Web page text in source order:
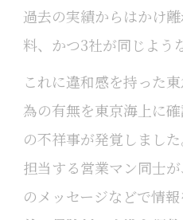
過去の実績からはかけ
料、かつ3社が同じよう
これに違和感を持った
為の有無を東京海上に
の不祥事が発覚しまし
担当する営業マン同士
のメッセージなどで情報